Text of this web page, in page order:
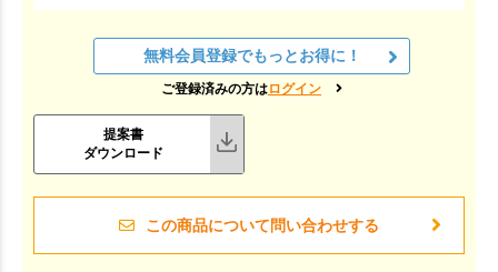
無料会員登録でもっとお得に！
ご登録済みの方はログイン
提案書
ダウンロード
この商品について問い合わせする